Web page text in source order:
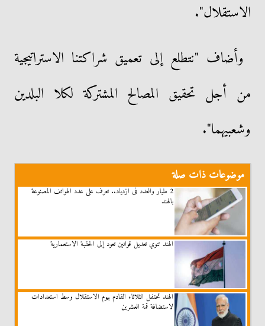
الاستقلال".
وأضاف "نتطلع إلى تعميق شراكتنا الاستراتيجية
من أجل تحقيق المصالح المشتركة لكلا البلدين
وشعبيهما".
موضوعات ذات صلة
2 مليار والعدد فى ازدياد.. تعرف على عدد الهواتف المصنوعة
بالهند
الهند تنوي تعديل قوانين تعود إلى الحقبة الاستعمارية
الهند تحتفل الثلاثاء القادم بيوم الاستقلال وسط استعدادات
لاستضافة قمة العشرين